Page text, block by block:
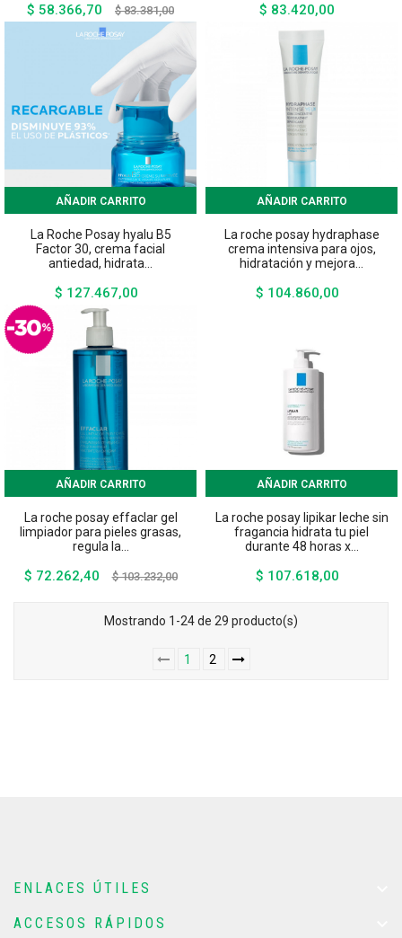
$ 58.366,70
Precio
base
$ 83.381,00Precio $ 83.420,00
AÑADIR CARRITO
La Roche Posay hyalu B5
Factor 30, crema facial
antiedad, hidrata...
$ 127.467,00
AÑADIR CARRITO
La roche posay hydraphase
crema intensiva para ojos,
hidratación y mejora...
$ 104.860,00
AÑADIR CARRITO
La roche posay effaclar gel
limpiador para pieles grasas,
regula la...
$ 72.262,40
Precio
$ 103.232,00Precio
AÑADIR CARRITO
La roche posay lipikar leche sin
fragancia hidrata tu piel
durante 48 horas x...
$ 107.618,00
Mostrando 1-24 de 29 producto(s)
1 2
ENLACES ÚTILES
ACCESOS RÁPIDOS